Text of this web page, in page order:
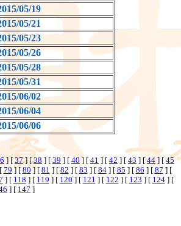
05/19
05/21
05/23
05/26
05/28
05/31
06/02
06/04
06/06
] [37] [ 38 ] [ 39 ] [ 40] [ 41 ] [ 42 ] [ 43 ] [ 44 ] [ 45
79 ] [ 80] [ 81 ] [ 82 ] [ 83 ] [ 84] [ 85 ] [ 86 ] [ 87 ] [
] [ 118 ] [ 119 ] [ 120 ] [ 121 ] [ 122 ] [ 123 ] [ 124] [
] [ 147 ]